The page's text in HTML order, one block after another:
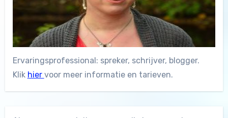
Ervaringsprofessional: spreker, schrijver, blogger.
Klik hier voor meer informatie en tarieven.